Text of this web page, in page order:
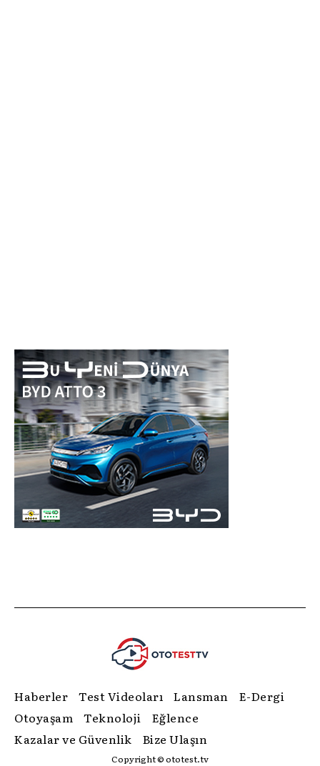
Haberler Test Videoları Lansman
E-Dergi
Otoyaşam
Teknoloji
Eğlence
Kazalar ve Güvenlik
Bize Ulaşın
Copyright © ototest.tv